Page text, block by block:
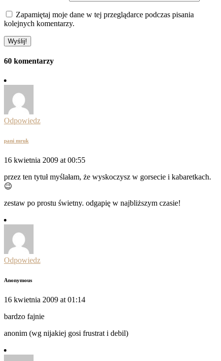
Zapamiętaj moje dane w tej przeglądarce podczas pisania
kolejnych komentarzy.
60 komentarzy
Odpowiedz
pani mruk
16 kwietnia 2009 at 00:55
przez ten tytuł myślałam, że wyskoczysz w gorsecie i kabaretkach.
😉
zestaw po prostu świetny. odgapię w najbliższym czasie!
Odpowiedz
Anonymous
16 kwietnia 2009 at 01:14
bardzo fajnie
anonim (wg nijakiej gosi frustrat i debil)